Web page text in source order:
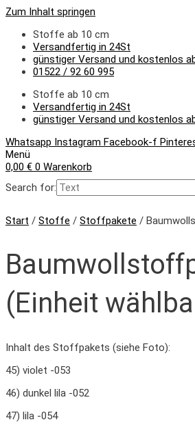
Zum Inhalt springen
Stoffe ab 10 cm
Versandfertig in 24St
günstiger Versand und kostenlos
01522 / 92 60 995
Stoffe ab 10 cm
Versandfertig in 24St
günstiger Versand und kostenlos
Whatsapp Instagram Facebook-f
Menü
0,00 € 0 Warenkorb
Search for:
Start / Stoffe / Stoffpakete /
(Einheit
Inhalt des Stoffpakets (siehe Foto):
45) violet -053
46) dunkel lila -052
47) lila -054